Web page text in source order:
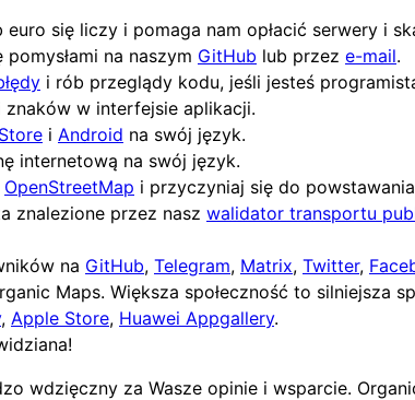
się liczy i pomaga nam opłacić serwery i
pomysłami na naszym GitHub lub przez e-mail.
i rób przeglądy kodu, jeśli jesteś
znaków w interfejsie aplikacji.
i Android na swój język.
internetową na swój język.
OpenStreetMap i przyczyniaj się do
znalezione przez nasz walidator transportu
na GitHub, Telegram, Matrix, Twitter,
Maps. Większa społeczność to silniejsza
, Apple Store, Huawei Appgallery.
wdzięczny za Wasze opinie i wsparcie.